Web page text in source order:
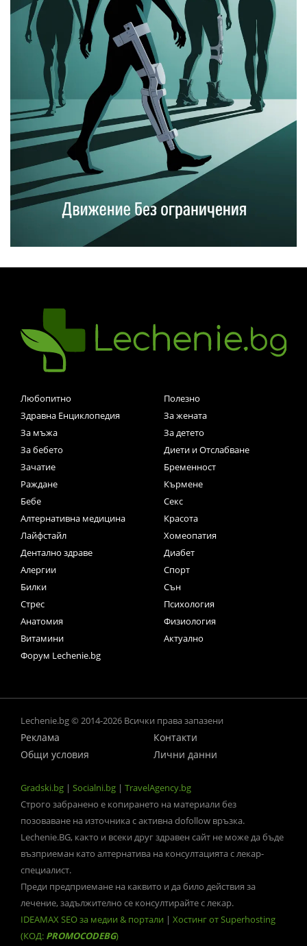
Любопитно
Полезно
Здравна Енциклопедия
За жената
За мъжа
За детето
За бебето
Диети и Отслабване
Зачатие
Бременност
Раждане
Кърмене
Бебе
Секс
Алтернативна медицина
Красота
Лайфстайл
Хомеопатия
Дентално здраве
Диабет
Алергии
Спорт
Билки
Сън
Стрес
Психология
Анатомия
Физиология
Витамини
Актуално
Форум Lechenie.bg
Lechenie.bg © 2014-2026 Всички права запазени
Реклама
Контакти
Общи условия
Лични данни
Gradski.bg | Socialni.bg | TravelAgency.bg
Строго забранено е копирането на материали без
позоваване на източника с активна dofollow връзка.
Lechenie.BG, както и всеки друг здравен сайт не може да бъде
възприеман като алтернатива на консултацията с лекар-
специалист.
Преди предприемане на каквито и да било действия за
лечение, задължително се консултирайте с лекар.
IDEAMAX SEO за медии & портали | Хостинг от Superhosting
(КОД: PROMOCODEBG)